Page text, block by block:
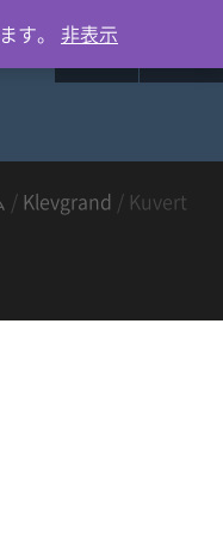
/ Klevgrand / Kuvert
す。 非表示